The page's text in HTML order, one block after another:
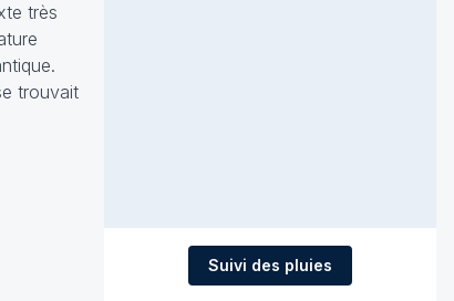
très
trouvait
Suivi des pluies